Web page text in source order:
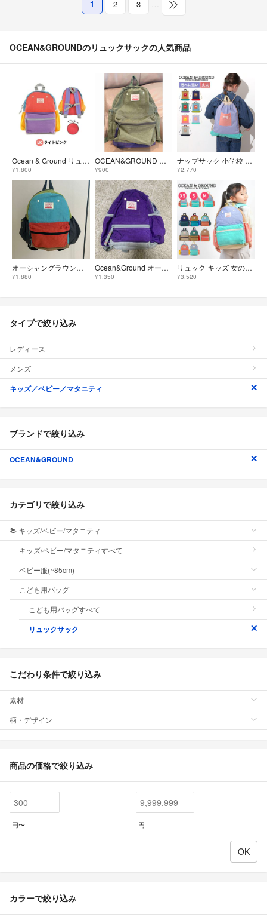
1 2 3 …
OCEAN&GROUNDのリュックサックの人気商品
Ocean & Ground リュックMサイズ 10.5L キッズ ライトピンク
¥1,800
OCEAN&GROUND 子供リュックMサイズ
¥900
ナップサック 小学校 OCEAN＆GROUND オーシャンアンドグラウンド MULTI 4645905 女の子 男の子 小学生 低学年 子ども 体操服入れ 体操着袋 着替え袋 巾着 おしゃれ かわいい ナイロン 丈夫 軽
¥2,770
オーシャングラウンド OCEAN&GROUND バックパック
¥1,880
Ocean&Ground オーシャンアンドグラウンド リュックサック キッズ 紫
¥1,350
リュック キッズ 女の子 OCEAN＆GROUND リュックサック ジュニア オーシャンアンドグラウンド 軽量 通園 10.5L 7L 4.5L ベビー MULTI 4425102 マルチ チェストベルト ハーネス 幼稚 XS
¥3,520
タイプで絞り込み
レディース
メンズ
キッズ／ベビー／マタニティ
ブランドで絞り込み
OCEAN&GROUND
カテゴリで絞り込み
キッズ/ベビー/マタニティ
キッズ/ベビー/マタニティすべて
ベビー服(~85cm)
こども用バッグ
こども用バッグすべて
リュックサック
こだわり条件で絞り込み
素材
柄・デザイン
商品の価格で絞り込み
円〜 円
カラーで絞り込み